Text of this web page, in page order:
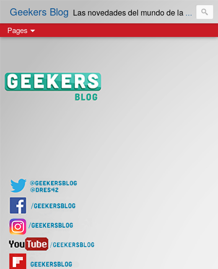
Geekers Blog Las novedades del mundo de la Tecnología y cultura Geek! en Español | Creado en El Salvador
Pages